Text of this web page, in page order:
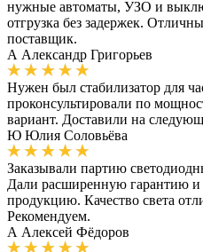
нужные автоматы, УЗО и
отгрузка без задержек.
поставщик.
А Александр Григорьев
Нужен был стабилизатор для
проконсультировали по
вариант. Доставили на
Ю Юлия Соловьёва
Заказывали партию
Дали расширенную гарантию
продукцию. Качество света
Рекомендуем.
А Алексей Фёдоров